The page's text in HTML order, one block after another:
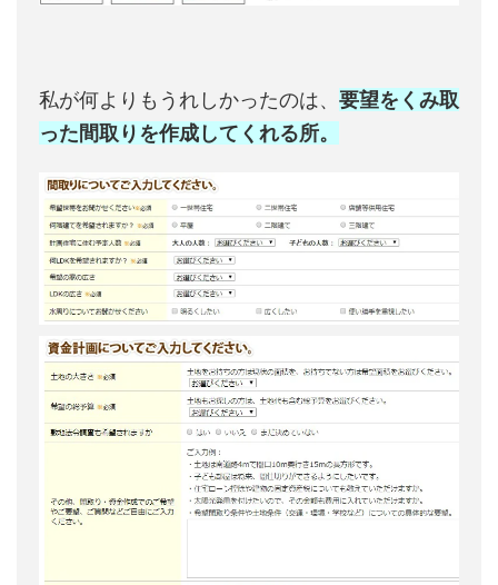
私が何よりもうれしかったのは、 要望をくみ取
った間取りを作成してくれる所。